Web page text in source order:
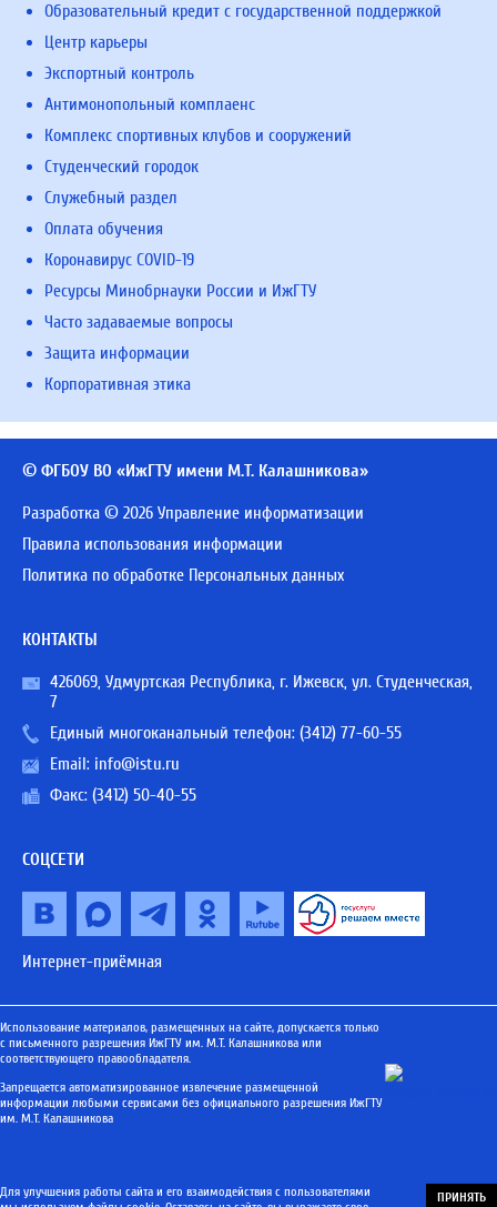
Образовательный кредит с государственной поддержкой
Центр карьеры
Экспортный контроль
Антимонопольный комплаенс
Комплекс спортивных клубов и сооружений
Студенческий городок
Служебный раздел
Оплата обучения
Коронавирус COVID-19
Ресурсы Минобрнауки России и ИжГТУ
Часто задаваемые вопросы
Защита информации
Корпоративная этика
© ФГБОУ ВО «ИжГТУ имени М.Т. Калашникова»
Разработка © 2026 Управление информатизации
Правила использования информации
Политика по обработке Персональных данных
КОНТАКТЫ
426069, Удмуртская Республика, г. Ижевск, ул. Студенческая,
7
Единый многоканальный телефон: (3412) 77-60-55
Email: info@istu.ru
Факс: (3412) 50-40-55
СОЦСЕТИ
Интернет-приёмная
Использование материалов, размещенных на сайте, допускается только
с письменного разрешения ИжГТУ им. М.Т. Калашникова или
соответствующего правообладателя.
Запрещается автоматизированное извлечение размещенной
информации любыми сервисами без официального разрешения ИжГТУ
им. М.Т. Калашникова
Для улучшения работы сайта и его взаимодействия с пользователями
ПРИНЯТЬ